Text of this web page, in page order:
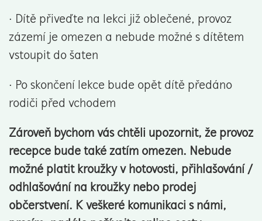
· Dítě přiveďte na lekci již oblečené, provoz
zázemí je omezen a nebude možné s dítětem
vstoupit do šaten
· Po skončení lekce bude opět dítě předáno
rodiči před vchodem
Zároveň bychom vás chtěli upozornit, že provoz
recepce bude také zatím omezen. Nebude
možné platit kroužky v hotovosti, přihlašování /
odhlašování na kroužky nebo prodej
občerstvení. K veškeré komunikaci s námi,